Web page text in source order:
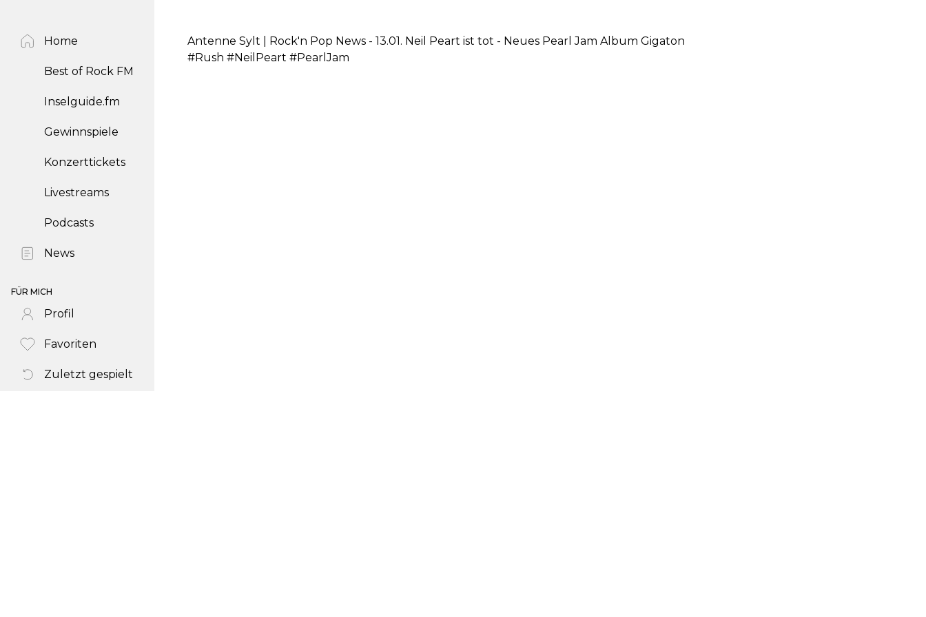
Home
Best of Rock FM
Inselguide.fm
Gewinnspiele
Konzerttickets
Livestreams
Podcasts
News
FÜR MICH
Profil
Favoriten
Zuletzt gespielt
Antenne Sylt | Rock'n Pop News - 13.01. Neil Peart ist tot - Neues Pearl Jam Album Gigaton
#Rush #NeilPeart #PearlJam